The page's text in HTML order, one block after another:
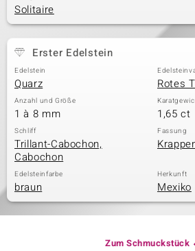
Solitaire
Erster Edelstein
Edelstein
Quarz Rotes
Anzahl und Größe
1 à 8 mm 1,65 ct
Schliff
Trillant-Cabochon,
Cabochon
Fassung
Edelsteinfarbe
braun
Herkunft
Mexiko
Zum Schmuckstück